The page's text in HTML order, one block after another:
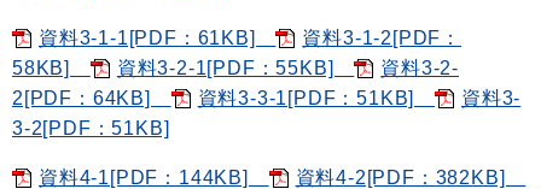
資料3-1-1[PDF：61KB]
資料3-1-2[PDF：
58KB]
資料3-2-1[PDF：55KB]
資料3-2-
2[PDF：64KB]
資料3-3-1[PDF：51KB]
資料3-
3-2[PDF：51KB]
資料4-1[PDF：144KB]
資料4-2[PDF：382KB]